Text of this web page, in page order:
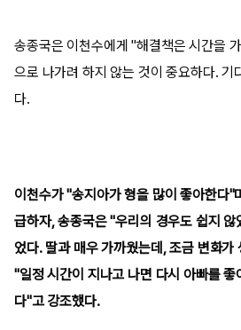
송종국은 이천수에게 "해결책은 시간을
으로 나가려 하지 않는 것이 중요하다. 기
다.
이천수가 "송지아가 형을 많이 좋아한다"
급하자, 송종국은 "우리의 경우도 쉽지
었다. 딸과 매우 가까웠는데, 조금 변화가
"일정 시간이 지나고 나면 다시 아빠를
다"고 강조했다.